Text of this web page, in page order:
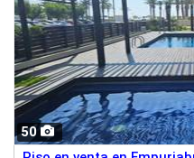
50